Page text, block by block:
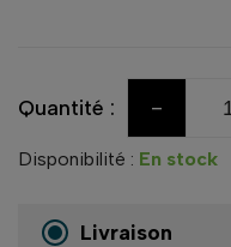
Quantité : -
Disponibilité : En stock
Livraison